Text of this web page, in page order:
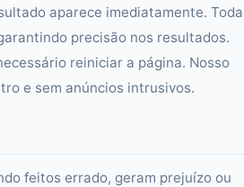
aparece imediatamente.
precisão nos resultados.
reiniciar a página. Nosso
e sem anúncios intrusivos.
feitos errado, geram prejuízo ou